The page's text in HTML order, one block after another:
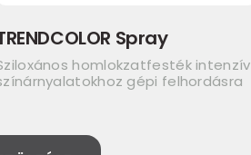
Spray
homlokzatfesték intenzív
gépi felhordásra